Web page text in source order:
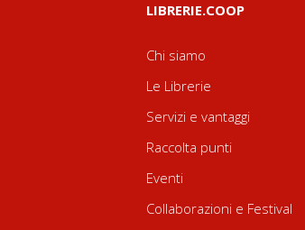
LIBRERIE.COOP
Chi siamo
Le Librerie
Servizi e vantaggi
Raccolta punti
Eventi
Collaborazioni e Festival